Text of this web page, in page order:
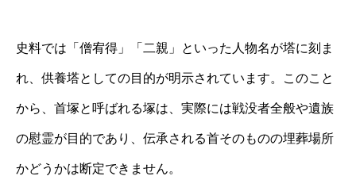
史料では「僧宥得」「二親」といった人物名が塔に刻ま
れ、供養塔としての目的が明示されています。このこと
から、首塚と呼ばれる塚は、実際には戦没者全般や遺族
の慰霊が目的であり、伝承される首そのものの埋葬場所
かどうかは断定できません。